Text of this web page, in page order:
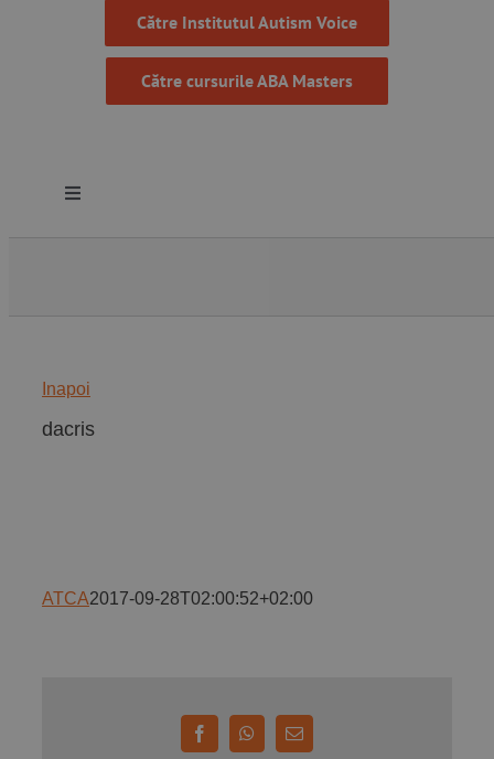
Către Institutul Autism Voice
Către cursurile ABA Masters
Toggle
Programe
Inapoi
dacris
ATCA2017-09-28T02:00:52+02:00
FacebookWhatsApp
E-